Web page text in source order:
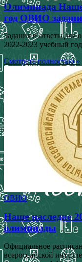
Олимпиада Наше
год ОВИО
Задания и ответы
2022-2023 учебный
Смотреть полностью »
ОВИО
Наше наследие
олимпиады
Официальное
всероссийской